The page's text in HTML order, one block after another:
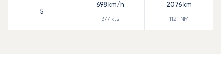
5
698km/h
377 kts
2076km
1121 NM